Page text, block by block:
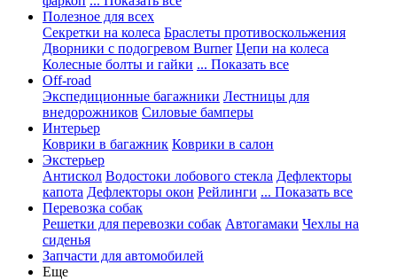
Полезное для всех
Секретки на колеса Браслеты противоскольжения
Дворники с подогревом Burner Цепи на колеса
Колесные болты и гайки ... Показать все
Off-road
Экспедиционные багажники Лестницы для
внедорожников Силовые бамперы
Интерьер
Коврики в багажник Коврики в салон
Экстерьер
Антискол Водостоки лобового стекла Дефлекторы
капота Дефлекторы окон Рейлинги ... Показать все
Перевозка собак
Решетки для перевозки собак Автогамаки Чехлы на
сиденья
Запчасти для автомобилей
Еще